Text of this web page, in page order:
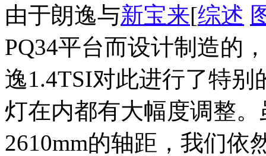
由于朗逸与新宝来[综述
PQ34平台而设计制造的
逸1.4TSI对此进行了特
灯在内都有大幅度调整
2610mm的轴距，我们依